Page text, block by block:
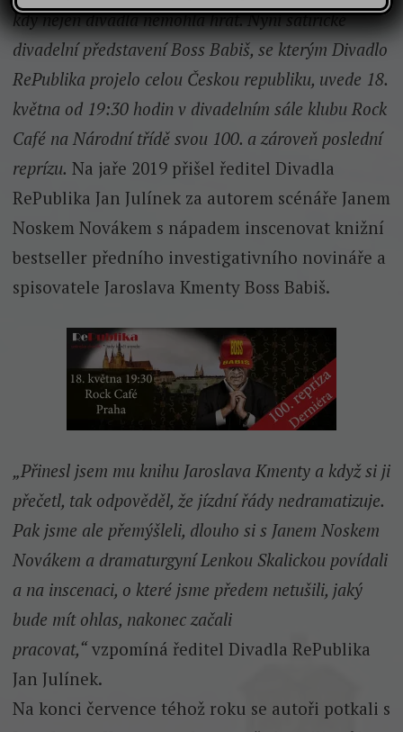
kdy nejen divadla nemohla hrát. Nyní satirické
divadelní představení Boss Babiš, se kterým Divadlo
RePublika projelo celou Českou republiku, uvede 18.
května od 19:30 hodin v divadelním sále klubu Rock
Café na Národní třídě svou 100. a zároveň poslední
reprízu. Na jaře 2019 přišel ředitel Divadla
RePublika Jan Julínek za autorem scénáře Janem
Noskem Novákem s nápadem inscenovat knižní
bestseller předního investigativního novináře a
spisovatele Jaroslava Kmenty Boss Babiš.
„Přinesl jsem mu knihu Jaroslava Kmenty a když si ji
přečetl, tak odpověděl, že jízdní řády nedramatizuje.
Pak jsme ale přemýšleli, dlouho si s Janem Noskem
Novákem a dramaturgyní Lenkou Skalickou povídali
a na inscenaci, o které jsme předem netušili, jaký
bude mít ohlas, nakonec začali
pracovat,“vzpomíná ředitel Divadla RePublika
Jan Julínek.
Na konci července téhož roku se autoři potkali s